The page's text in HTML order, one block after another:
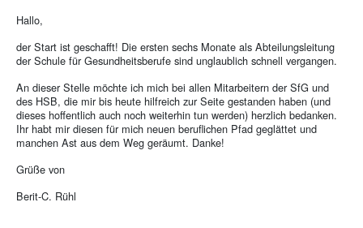
Hallo,
der Start ist geschafft! Die ersten sechs Monate als Abteilungsleitung
der Schule für Gesundheitsberufe sind unglaublich schnell vergangen.
An dieser Stelle möchte ich mich bei allen Mitarbeitern der SfG und
des HSB, die mir bis heute hilfreich zur Seite gestanden haben (und
dieses hoffentlich auch noch weiterhin tun werden) herzlich bedanken.
Ihr habt mir diesen für mich neuen beruflichen Pfad geglättet und
manchen Ast aus dem Weg geräumt. Danke!
Grüße von
Berit-C. Rühl